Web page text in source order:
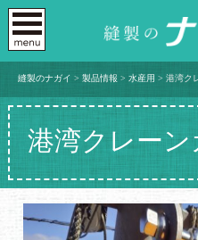
縫製のナガイ > 製品情報 > 水産用 > 港湾ク
港湾クレーン